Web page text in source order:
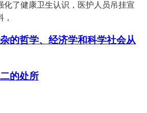
化了健康卫生认识，医护人员吊挂宣
的哲学、经济学和科学社会从
的处所